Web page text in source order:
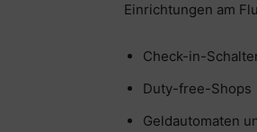
Einrichtungen am
Check-in-
Duty-free-Shops
Geldautomaten